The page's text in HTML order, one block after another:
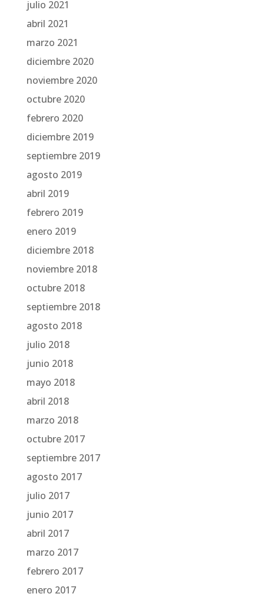
julio 2021
abril 2021
marzo 2021
diciembre 2020
noviembre 2020
octubre 2020
febrero 2020
diciembre 2019
septiembre 2019
agosto 2019
abril 2019
febrero 2019
enero 2019
diciembre 2018
noviembre 2018
octubre 2018
septiembre 2018
agosto 2018
julio 2018
junio 2018
mayo 2018
abril 2018
marzo 2018
octubre 2017
septiembre 2017
agosto 2017
julio 2017
junio 2017
abril 2017
marzo 2017
febrero 2017
enero 2017